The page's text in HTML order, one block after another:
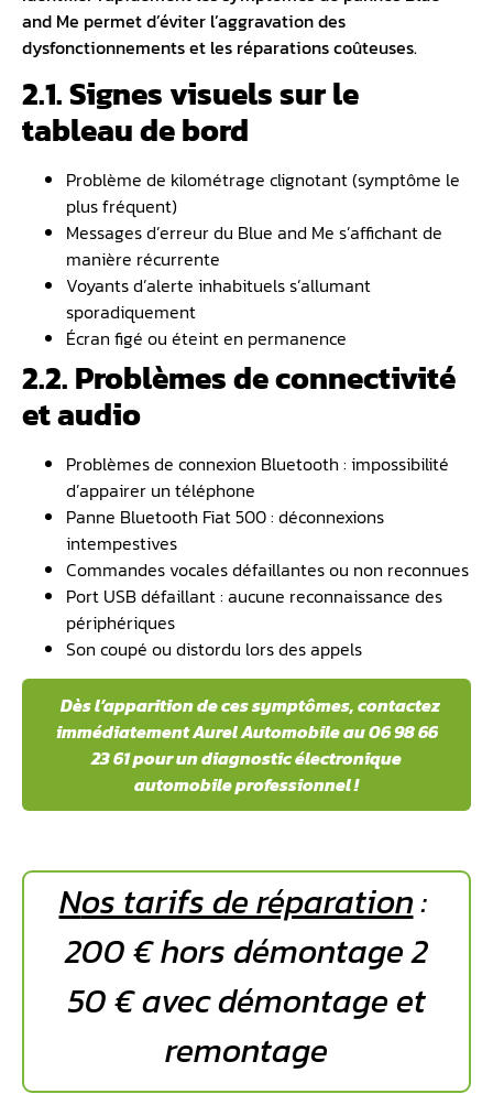
and Me permet d’éviter l’aggravation des
dysfonctionnements et les réparations coûteuses.
2.1. Signes visuels sur le
tableau de bord
Problème de kilométrage clignotant (symptôme le
plus fréquent)
Messages d’erreur du Blue and Me s’affichant de
manière récurrente
Voyants d’alerte inhabituels s’allumant
sporadiquement
Écran figé ou éteint en permanence
2.2. Problèmes de connectivité
et audio
Problèmes de connexion Bluetooth : impossibilité
d’appairer un téléphone
Panne Bluetooth Fiat 500 : déconnexions
intempestives
Commandes vocales défaillantes ou non reconnues
Port USB défaillant : aucune reconnaissance des
périphériques
Son coupé ou distordu lors des appels
️ Dès l’apparition de ces symptômes, contactez
immédiatement Aurel Automobile au 06 98 66
23 61 pour un diagnostic électronique
automobile professionnel !
Nos tarifs de réparation:
200 € hors démontage 2
50 € avec démontage et
remontage